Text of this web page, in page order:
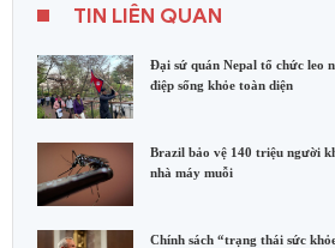
TIN LIÊN QUAN
Đại sứ quán Nepal tổ chức leo
điệp sống khỏe toàn diện
Brazil bảo vệ 140 triệu người
nhà máy muỗi
Chính sách “trạng thái sức